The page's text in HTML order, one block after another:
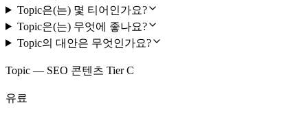
Topic은(는) 몇 티어인가요?
Topic은(는) 무엇에 좋나요?
Topic의 대안은 무엇인가요?
Topic — SEO 콘텐츠 Tier C
유료